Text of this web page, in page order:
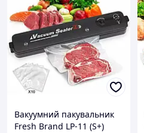
Вакуумний пакувальник
Fresh Brand LP-11 (S+)